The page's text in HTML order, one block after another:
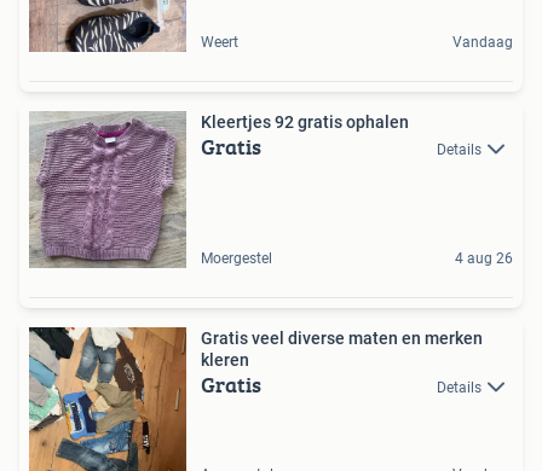
Weert Vandaag
Kleertjes 92 gratis ophalen
Gratis Details
Moergestel 4 aug 26
Gratis veel diverse maten en merken
kleren
Gratis Details